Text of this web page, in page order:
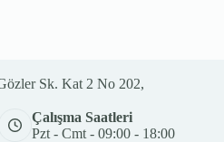
Sk. Kat 2 No 202,
Çalışma Saatleri
Pzt - Cmt - 09:00 - 18:00